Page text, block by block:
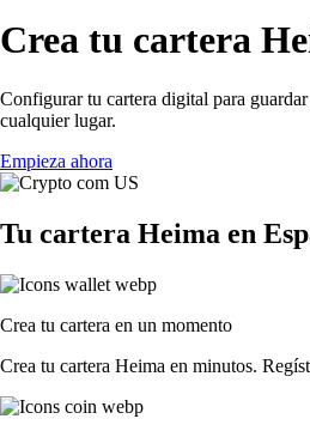
Crea tu cartera
Configurar tu cartera digital para
cualquier lugar.
Empieza ahora
Tu cartera Heima en
Crea tu cartera en un momento
Crea tu cartera Heima en minutos.